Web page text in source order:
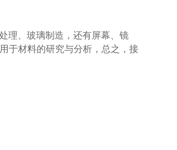
理、玻璃制造，还有屏幕、镜
于材料的研究与分析，总之，接